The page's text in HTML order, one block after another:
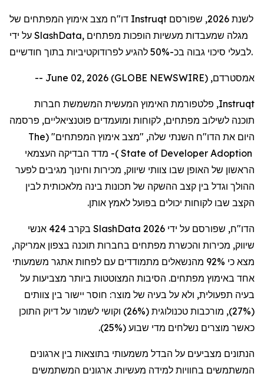
דו"ח מצב אימוץ המפתחים של Instruqt לשנת 2026, שפורסם
על ידי SlashData, מגלה שמעבדות מעשיות הופכות מפתחים
לבעלי סיכוי גבוה בכ-50% להגיע לפרודוקטיביות בתוך חודשיים.
אמסטרדם, June 02, 2026 (GLOBE NEWSWIRE) --
Instruqt, פלטפורמת האימוץ המעשית המשמשת חברות
תוכנה לשילוב מפתחים, לקוחות ומועמדים פוטנציאליים, פרסמה
היום את הדו"ח השנתי שלה, "מצב אימוץ המפתחים" (
The
State of Developer Adoption
)
- מדד הבדיקה העצמאי
הראשון של האופן שבו צוותי שיווק, מכירות וחינוך מגיבים לפער
ההולך וגדל בין קצב ההשקה של תכונות בינה מלאכותית לבין
הקצב שבו לקוחות יכולים בפועל לאמץ אותן.
הדו"ח, שפורסם על ידי SlashData 2026
בקרב 424 אנשי
שיווק, מכירות והכשרת מפתחים בחברות תוכנה בצפון אמריקה,
מצא כי 92% מהנשאלים מתמודדים עם לפחות אתגר משמעותי
אחד באימוץ מפתחים. הסיבות המצוטטות ביותר מצביעות על
בעיה תפעולית, ולא על בעיה של מוצר: חוסר יישור בין צוותים
(27%), מורכבות טכנולוגית (26%) וקושי לשמור על דיוק התוכן
כאשר מוצרים נשלחים מדי שבוע (25%).
הנתונים מצביעים על הבדל משמעותי בתוצאות בין ארגונים
המשתמשים בחוויות למידה מעשיות. ארגונים המשתמשים